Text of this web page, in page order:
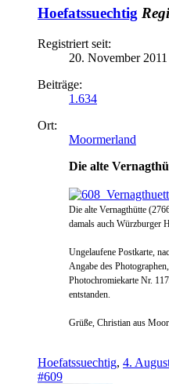
Hoefatssuechtig
Registriert seit:
20. November 2011
Beiträge:
1.634
Ort:
Moormerland
Die alte
Die alte Vernagthütte
damals auch Würzburger
Ungelaufene Postkarte,
Angabe des
Photochromiekarte Nr.
entstanden.
Grüße, Christian aus
Hoefatssuechtig, 4.
#609